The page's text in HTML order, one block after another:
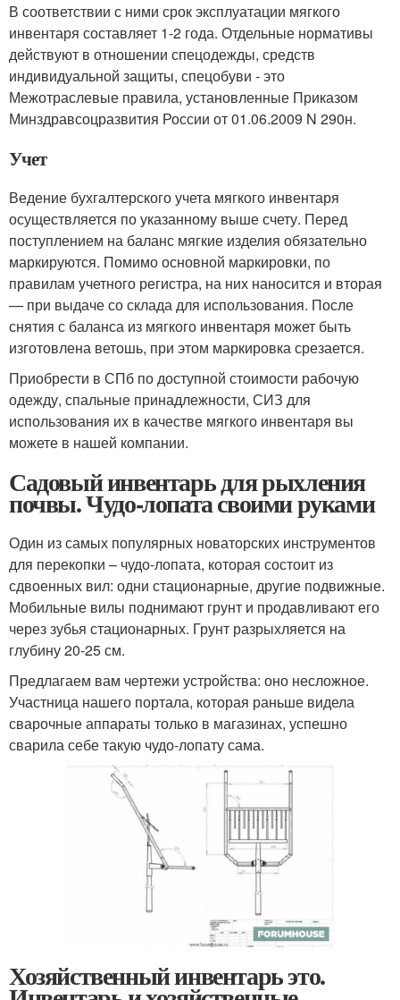
В соответствии с ними срок эксплуатации мягкого
инвентаря составляет 1-2 года. Отдельные нормативы
действуют в отношении спецодежды, средств
индивидуальной защиты, спецобуви - это
Межотраслевые правила, установленные Приказом
Минздравсоцразвития России от 01.06.2009 N 290н.
Учет
Ведение бухгалтерского учета мягкого инвентаря
осуществляется по указанному выше счету. Перед
поступлением на баланс мягкие изделия обязательно
маркируются. Помимо основной маркировки, по
правилам учетного регистра, на них наносится и вторая
— при выдаче со склада для использования. После
снятия с баланса из мягкого инвентаря может быть
изготовлена ветошь, при этом маркировка срезается.
Приобрести в СПб по доступной стоимости рабочую
одежду, спальные принадлежности, СИЗ для
использования их в качестве мягкого инвентаря вы
можете в нашей компании.
Садовый инвентарь для рыхления
почвы. Чудо-лопата своими руками
Один из самых популярных новаторских инструментов
для перекопки – чудо-лопата, которая состоит из
сдвоенных вил: одни стационарные, другие подвижные.
Мобильные вилы поднимают грунт и продавливают его
через зубья стационарных. Грунт разрыхляется на
глубину 20-25 см.
Предлагаем вам чертежи устройства: оно несложное.
Участница нашего портала, которая раньше видела
сварочные аппараты только в магазинах, успешно
сварила себе такую чудо-лопату сама.
Хозяйственный инвентарь это.